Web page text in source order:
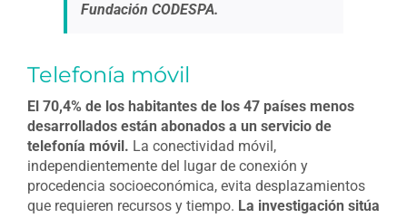
Fundación CODESPA.
Telefonía móvil
El 70,4% de los habitantes de los 47 países menos
desarrollados están abonados a un servicio de
telefonía móvil. La conectividad móvil,
independientemente del lugar de conexión y
procedencia socioeconómica, evita desplazamientos
que requieren recursos y tiempo. La investigación sitúa